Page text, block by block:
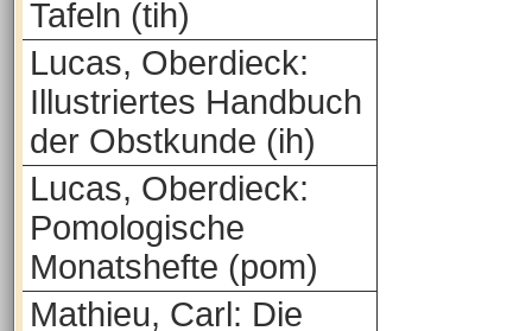
Tafeln (tih)
Lucas, Oberdieck:
Illustriertes Handbuch
der Obstkunde (ih)
Lucas, Oberdieck:
Pomologische
Monatshefte (pom)
Mathieu, Carl: Die